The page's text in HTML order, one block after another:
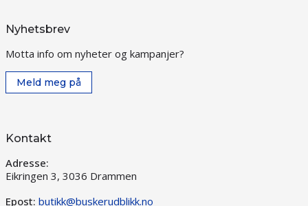
Nyhetsbrev
Motta info om nyheter og kampanjer?
Meld meg på
Kontakt
Adresse:
Eikringen 3, 3036 Drammen
Epost: butikk@buskerudblikk.no